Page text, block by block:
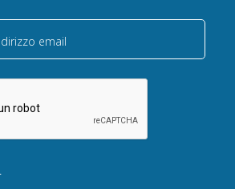
email